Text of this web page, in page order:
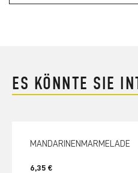
ES KÖNNTE SIE
MANDARINENMARMELADE
6,35 €